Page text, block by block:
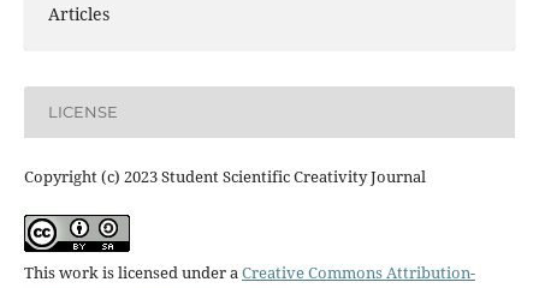
Articles
LICENSE
Copyright (c) 2023 Student Scientific Creativity Journal
This work is licensed under aCreative Commons Attribution-